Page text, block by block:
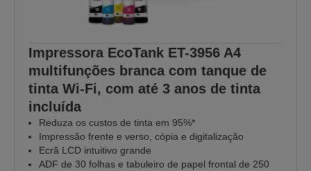
Impressora EcoTank ET-3956 A4
multifunções branca com tanque de
tinta Wi-Fi, com até 3 anos de tinta
incluída
Reduza os custos de tinta em 95%*
Impressão frente e verso, cópia e digitalização
Ecrã LCD intuitivo grande
ADF de 30 folhas e tabuleiro de papel frontal de 250